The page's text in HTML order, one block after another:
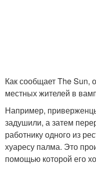
Как сообщает The Sun,
местных жителей в
Например,
задушили, а затем
работнику одного из
хуаресу палма. Это
помощью которой его